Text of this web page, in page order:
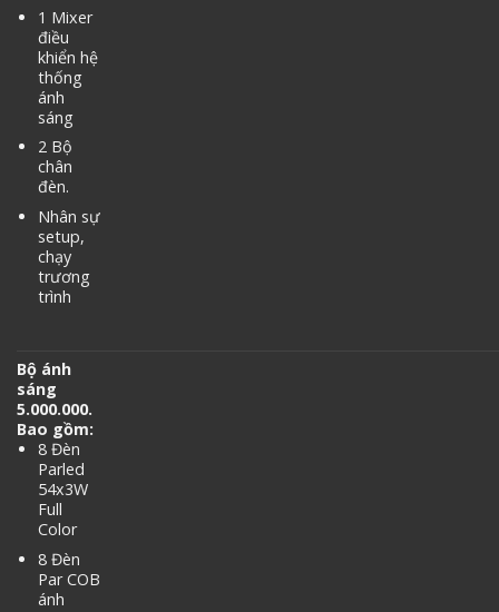
1 Mixer
điều
khiển hệ
thống
ánh
sáng
2 Bộ
chân
đèn.
Nhân sự
setup,
chạy
trương
trình
Bộ ánh
sáng
5.000.000.
Bao gồm:
8 Đèn
Parled
54x3W
Full
Color
8 Đèn
Par COB
ánh